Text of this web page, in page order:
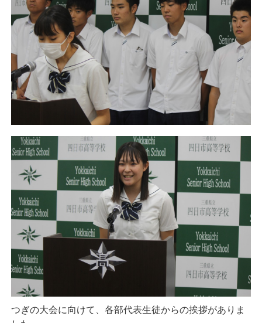
つぎの大会に向けて、各部代表生徒からの挨拶がありま